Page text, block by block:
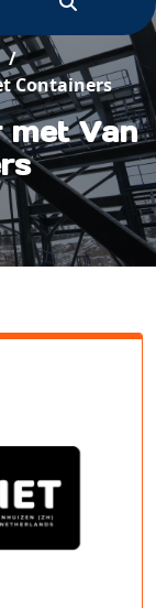
/
Containers
Van